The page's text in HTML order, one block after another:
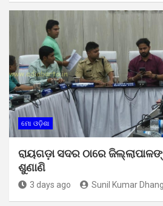
ମୋ ଓଡ଼ିଶା
ରାୟଗଡ଼ା ସଦର ଠାରେ
ଶୁଣାଣି
3 days ago Sunil Kumar